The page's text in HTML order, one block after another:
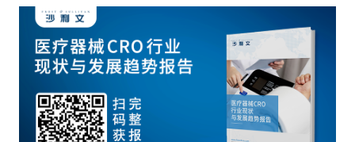
市场动态
双碳新能源
餐饮与新零售 半导体与芯片
智能家居 汽车与出行
资本市场顾问服务
企业咨询服务
传媒中心
公司动态
媒体报道
活动
关于我们